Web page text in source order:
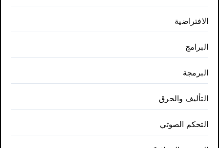
الافتراضية
البرامج
البرمجة
التأليف والحرق
التحكم الصوتي